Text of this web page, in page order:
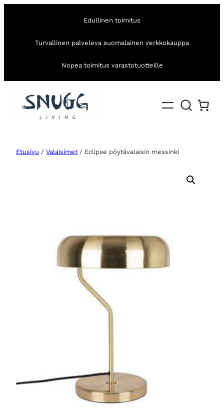
Edullinen toimitus
Turvallinen palveleva suomalainen verkkokauppa
Nopea toimitus varastotuotteille
Etusivu / Valaisimet / Eclipse pöytävalaisin messinki